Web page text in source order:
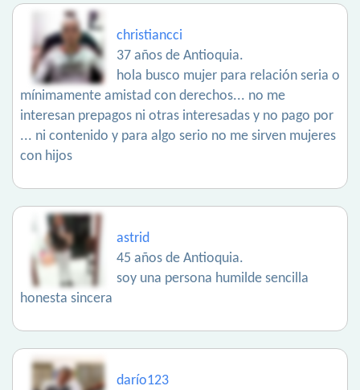
christiancci
37 años de Antioquia.
hola busco mujer para relación seria o
mínimamente amistad con derechos... no me
interesan prepagos ni otras interesadas y no pago por
... ni contenido y para algo serio no me sirven mujeres
con hijos
astrid
45 años de Antioquia.
soy una persona humilde sencilla
honesta sincera
darío123